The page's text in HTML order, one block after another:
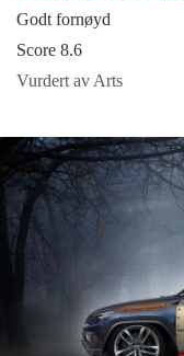
Godt fornøyd
Score 8.6
Vurdert av Arts